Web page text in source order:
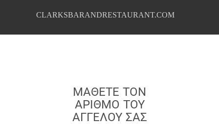
CLARKSBARANDRESTAURANT.COM
ΜΆΘΕΤΕ ΤΟΝ
ΑΡΙΘΜΌ ΤΟΥ
ΑΓΓΈΛΟΥ ΣΑΣ